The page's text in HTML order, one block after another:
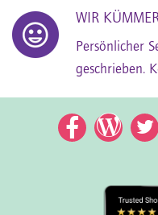
WIR
Persönlicher
geschrieben.
Facebook